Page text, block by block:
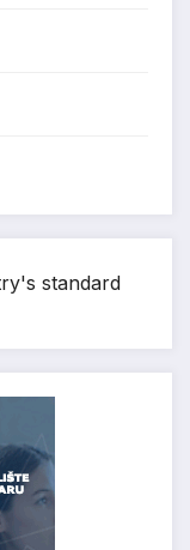
standard